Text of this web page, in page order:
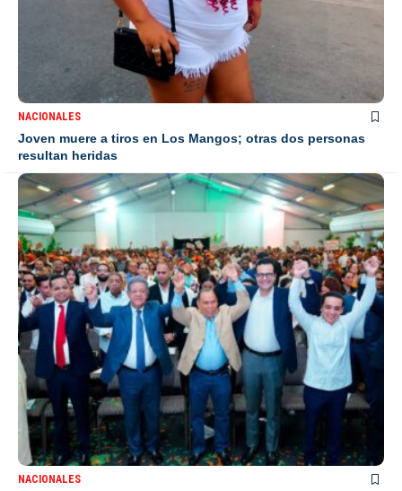
NACIONALES
Joven muere a tiros en Los Mangos; otras dos personas
resultan heridas
NACIONALES